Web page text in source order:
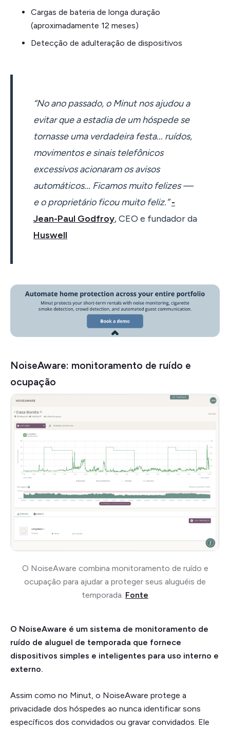
Cargas de bateria de longa duração
(aproximadamente 12 meses)
Detecção de adulteração de dispositivos
“No ano passado, o Minut nos ajudou a
evitar que a estadia de um hóspede se
tornasse uma verdadeira festa... ruídos,
movimentos e sinais telefônicos
excessivos acionaram os avisos
automáticos... Ficamos muito felizes —
e o proprietário ficou muito feliz.”-
Jean-Paul Godfroy, CEO e fundador da
Huswell
NoiseAware: monitoramento de ruído e
ocupação
O NoiseAware combina monitoramento de ruído e
ocupação para ajudar a proteger seus aluguéis de
temporada. Fonte
O NoiseAware é um sistema de monitoramento de
ruído de aluguel de temporada que fornece
dispositivos simples e inteligentes para uso interno e
externo.
Assim como no Minut, o NoiseAware protege a
privacidade dos hóspedes ao nunca identificar sons
específicos dos convidados ou gravar convidados. Ele